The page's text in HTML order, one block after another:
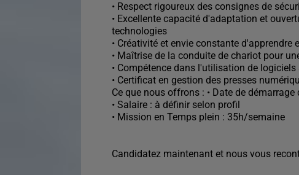
• Respect rigoureux des consignes de
• Excellente capacité d'adaptation et
technologies
• Créativité et envie constante d'apprendre
• Maîtrise de la conduite de chariot pour
• Compétence dans l'utilisation de
• Certificat en gestion des presses
Ce que nous offrons : • Date de
• Salaire : à définir selon profil
• Mission en Temps plein : 35h/semaine
Candidatez maintenant et nous vous